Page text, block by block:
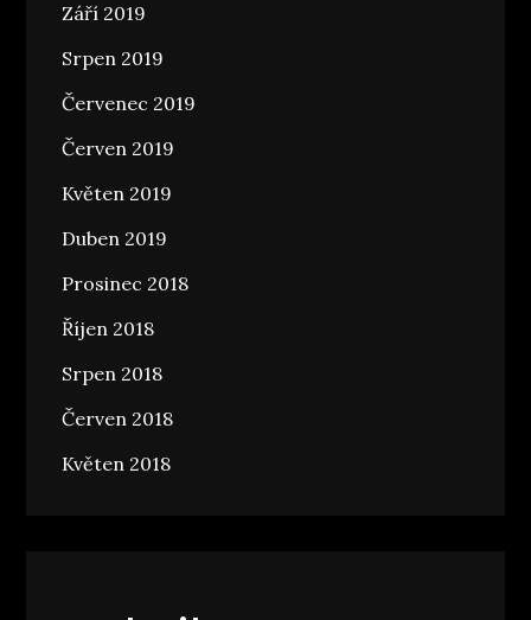
Září 2019
Srpen 2019
Červenec 2019
Červen 2019
Květen 2019
Duben 2019
Prosinec 2018
Říjen 2018
Srpen 2018
Červen 2018
Květen 2018